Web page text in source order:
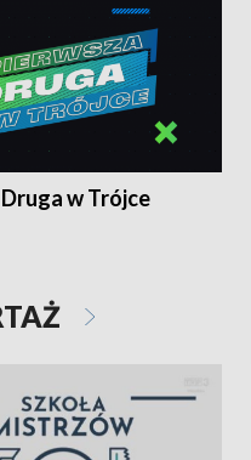
w Trójce